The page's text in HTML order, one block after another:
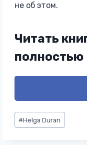
не об этом.
Читать
полностью
Метки
записи:
#Helga Duran